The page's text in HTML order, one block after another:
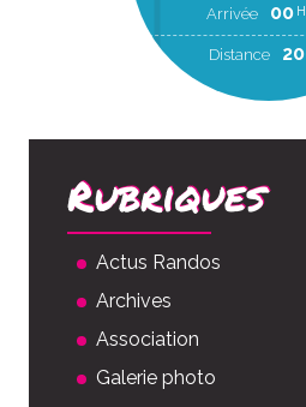
Arrivée 00 H
Distance 20
Rubriques
Actus Randos
Archives
Association
Galerie photo